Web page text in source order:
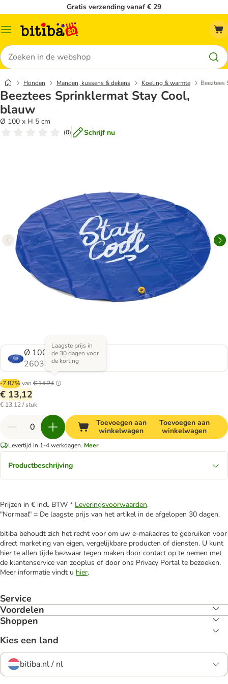
Gratis verzending vanaf € 29
Catalogusmenu
Zoeken
Honden Manden, kussens & dekens Koeling & warmte
Beeztees Sprinklermat Stay Cool,
blauw
Ø 100 x H 5 cm
(0) Schrijf nu
Ø 100 x H 5 cm
2603970.0
-7.87%van € 14,24
Laagste prijs in
de 30 dagen voor
de korting
€ 13,12
€ 13,12 / stuk
Toevoegen aan
winkelwagen
Toevoegen aan
winkelwagen
Levertijd in 1-4 werkdagen. Meer
Productbeschrijving
Prijzen in € incl. BTW * Leveringsvoorwaarden.
"Normaal" = De laagste prijs van het artikel in de afgelopen 30 dagen.
bitiba behoudt zich het recht voor om uw e-mailadres te gebruiken voor
direct marketing van eigen, vergelijkbare producten of diensten. U kunt
hier te allen tijde bezwaar tegen maken door contact op te nemen met
de klantenservice van zooplus of door ons Privacy Portal te bezoeken.
Meer informatie vindt u hier.
Service
Voordelen
Shoppen
Kies een land
bitiba.nl / nl